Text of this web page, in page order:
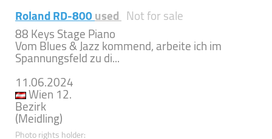
Roland RD-800used Not for sale
88 Keys Stage Piano
Vom Blues & Jazz kommend, arbeite ich im
Spannungsfeld zu di...
11.06.2024
Wien 12.
Bezirk
(Meidling)
Photo rights holder: